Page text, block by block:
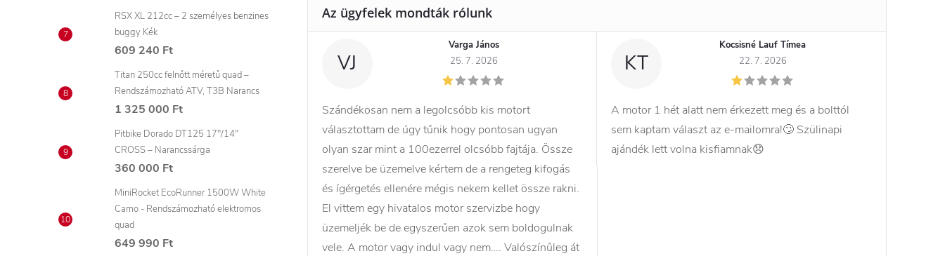
RSX XL 212cc – 2 személyes benzines
buggy Kék
609 240 Ft
Titan 250cc felnőtt méretű quad –
Rendszámozható ATV, T3B Narancs
1 325 000 Ft
Pitbike Dorado DT125 17"/14"
CROSS – Narancssárga
360 000 Ft
MiniRocket EcoRunner 1500W White
Camo - Rendszámozható elektromos
quad
649 990 Ft
VJ
Varga János
25. 7. 2026
Szándékosan nem a legolcsóbb kis motort
választottam de úgy tűnik hogy pontosan ugyan
olyan szar mint a 100ezerrel olcsóbb fajtája. Össze
szerelve be üzemelve kértem de a rengeteg kifogás
és ígérgetés ellenére mégis nekem kellet össze rakni.
El vittem egy hivatalos motor szervizbe hogy
üzemeljék be de egyszerűen azok sem boldogulnak
vele. A motor vagy indul vagy nem…. Valószínűleg át
KT
Kocsisné Lauf Tímea
22. 7. 2026
A motor 1 hét alatt nem érkezett meg és a bolttól
sem kaptam választ az e-mailomra!🙄 Szülinapi
ajándék lett volna kisfiamnak😞